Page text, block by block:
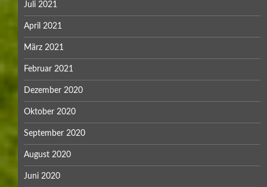
Juli 2021
April 2021
März 2021
Februar 2021
Dezember 2020
Oktober 2020
September 2020
August 2020
Juni 2020